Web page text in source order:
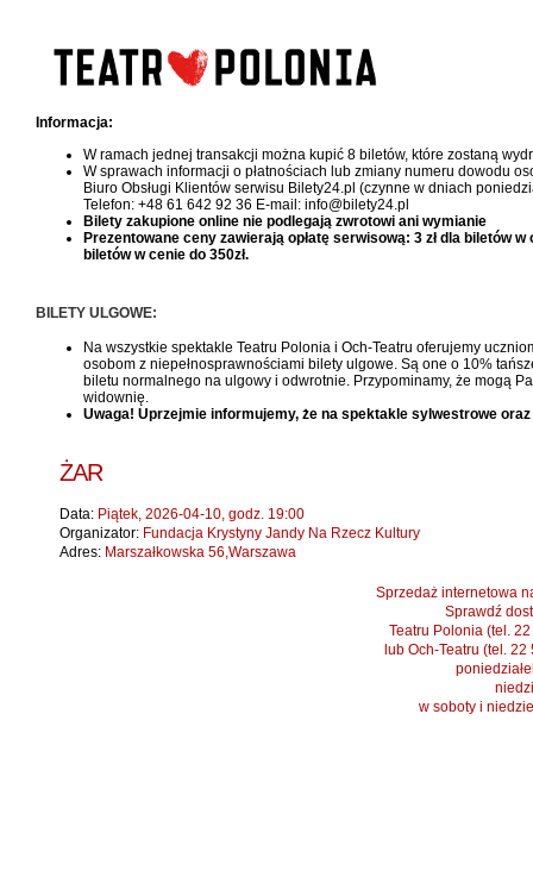
Informacja:
W ramach jednej transakcji można kupić 8 biletów, które zostaną
W sprawach informacji o płatnościach lub zmiany numeru dowodu
Biuro Obsługi Klientów serwisu Bilety24.pl (czynne w dniach
Telefon: +48 61 642 92 36 E-mail: info@bilety24.pl
Bilety zakupione online nie podlegają zwrotowi ani wymianie
Prezentowane ceny zawierają opłatę serwisową: 3 zł dla biletów w
biletów w cenie do 350zł.
BILETY ULGOWE:
Na wszystkie spektakle Teatru Polonia i Och-Teatru oferujemy
osobom z niepełnosprawnościami bilety ulgowe. Są one o 10%
biletu normalnego na ulgowy i odwrotnie. Przypominamy, że mogą
widownię.
Uwaga! Uprzejmie informujemy, że na spektakle sylwestrowe
ŻAR
Data: Piątek, 2026-04-10, godz. 19:00
Organizator: Fundacja Krystyny Jandy Na Rzecz Kultury
Adres: Marszałkowska 56,Warszawa
Sprzedaż internetowa
Sprawdź
Teatru Polonia (tel.
lub Och-Teatru (tel.
w soboty i